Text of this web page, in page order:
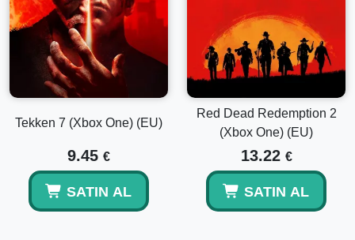
Tekken 7 (Xbox One) (EU)
9.45 €
SATIN AL
Red Dead Redemption 2
(Xbox One) (EU)
13.22 €
SATIN AL